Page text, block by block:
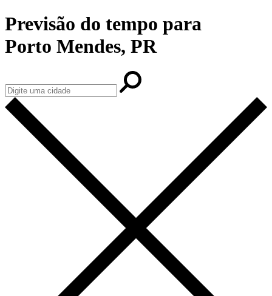
Previsão do tempo para
Porto Mendes, PR